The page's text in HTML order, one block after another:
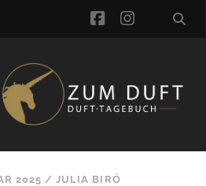
facebook
2025 /JULIA BIRÓ